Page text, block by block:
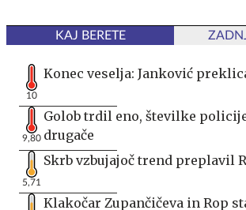
KAJ BERETE
10
Konec veselja: Janković
9,80
Golob trdil eno, številke
drugače
5,71
Skrb vzbujajoč trend preplavil
Klakočar Zupančičeva in Rop